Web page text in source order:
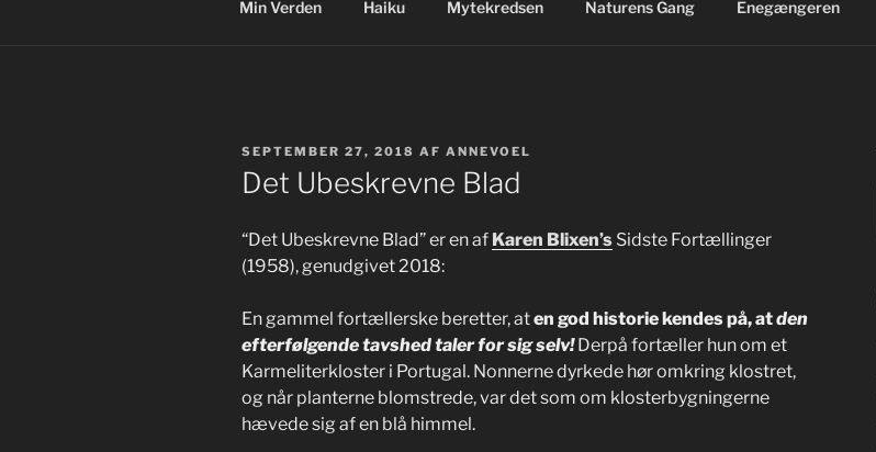
Min Verden Haiku Mytekredsen Naturens Gang Enegængeren
UDGIVET
DEN
SEPTEMBER 27, 2018 AF ANNEVOEL
Det Ubeskrevne Blad
“Det Ubeskrevne Blad” er en af Karen Blixen’s Sidste Fortællinger
(1958), genudgivet 2018:
En gammel fortællerske beretter, aten god historie kendes på, atden
efterfølgende tavshed taler for sig selv! Derpå fortæller hun om et
Karmeliterkloster i Portugal. Nonnerne dyrkede hør omkring klostret,
og når planterne blomstrede, var det som om klosterbygningerne
hævede sig af en blå himmel.